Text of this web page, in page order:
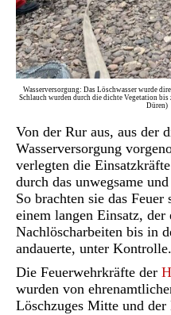
Wasserversorgung: Das Löschwasser wurde
Schlauch wurden durch die dichte Vegetation
Düren)
Von der Rur aus, aus der
Wasserversorgung
verlegten die
durch das unwegsame
So brachten sie das
einem langen Einsatz,
Nachlöscharbeiten bis in
andauerte, unter Kontrolle.
Die Feuerwehrkräfte der
wurden von
Löschzuges Mitte und der